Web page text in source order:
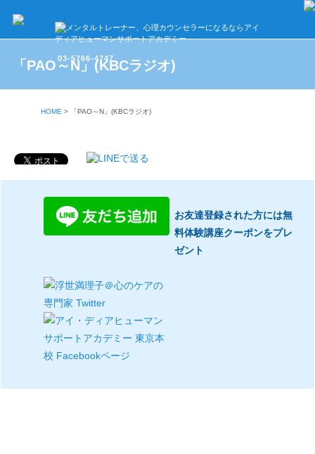
03-5766-4747
「PAO～N」(KBCラジオ)
HOME > 「PAO～N」(KBCラジオ)
お友達登録された方には無
料体験講座クーポンをプレ
ゼント